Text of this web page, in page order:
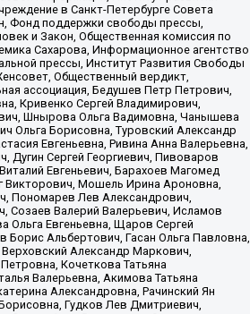
в Санкт-Петербурге Совета
Фонд поддержки свободы прессы,
и Закон, Общественная комиссия по
Сахарова, Информационное агентство
прессы, Институт Развития Свободы
Общественный вердикт,
ассоциация, Бедушев Петр Петрович,
Кривенко Сергей Владимирович,
Шнырова Ольга Вадимовна, Чанышева
Ольга Борисовна, Туровский Александр
Евгеньевна, Ривина Анна Валерьевна,
Дугин Сергей Георгиевич, Пивоваров
Евгеньевич, Барахоев Магомед
Викторович, Мошель Ирина Ароновна,
Пономарев Лев Александрович,
Созаев Валерий Валерьевич, Исламов
Ольга Евгеньевна, Щаров Сергей
Борис Альбертович, Гасан Ольга Павловна,
Александр Маркович,
Кочеткова Татьяна
Валерьевна, Акимова Татьяна
Александровна, Рачинский Ян
Гудков Лев Дмитриевич,